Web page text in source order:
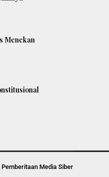
Menekan
Pemberitaan Media Siber